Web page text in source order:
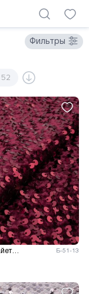
Фильтры
52
Бархат с пайетками Б-51-13